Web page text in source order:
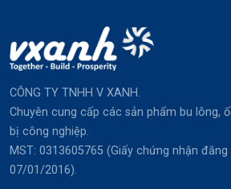
CÔNG TY TNHH V XANH.
Chuyên cung cấp các sản phẩm bu lông,
bị công nghiệp.
MST: 0313605765 (Giấy chứng nhận
07/01/2016).